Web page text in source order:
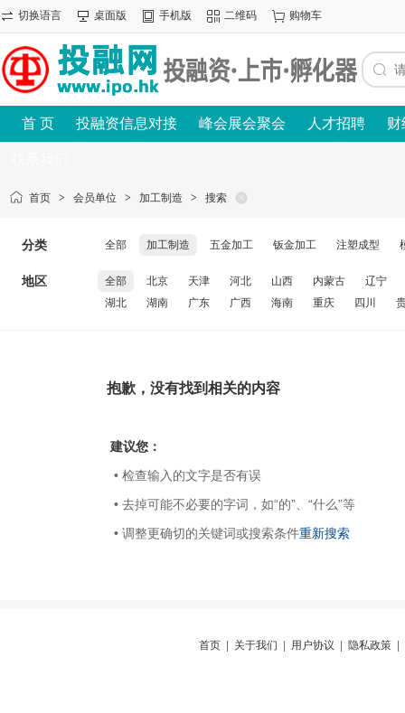
切换语言 桌面版 手机版 二维码 购物车
首 页 投融资信息对接 峰会展会聚会 人才招聘 财
首页 > 会员单位 > 加工制造 > 搜索
分类 全部 加工制造 五金加工 钣金加工 注塑成型
地区 全部 北京 天津 河北 山西 内蒙古
辽宁
湖北
湖南 广东 广西 海南 重庆 四川
抱歉，没有找到相关的内容
建议您：
• 检查输入的文字是否有误
• 去掉可能不必要的字词，如“的”、“什么”等
• 调整更确切的关键词或搜索条件重新搜索
首页 关于我们 用户协议 隐私政策